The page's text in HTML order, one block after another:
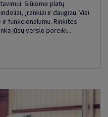
Siūlome platų
įrankiai ir daugiau. Visi
funkcionalumu. Rinkitės
jūsų verslo poreiki...